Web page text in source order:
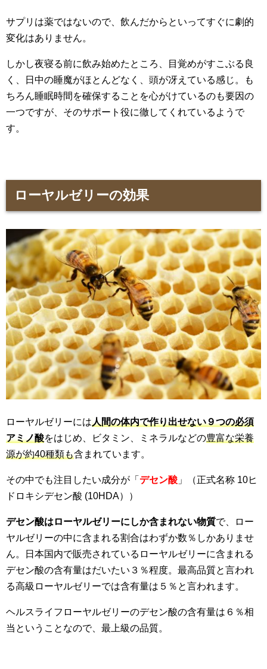
サプリは薬ではないので、飲んだからといってすぐに劇的
変化はありません。
しかし夜寝る前に飲み始めたところ、目覚めがすこぶる良
く、日中の睡魔がほとんどなく、頭が冴えている感じ。も
ちろん睡眠時間を確保することを心がけているのも要因の
一つですが、そのサポート役に徹してくれているようで
す。
ローヤルゼリーの効果
ローヤルゼリーには人間の体内で作り出せない９つの必須
アミノ酸をはじめ、ビタミン、ミネラルなどの豊富な栄養
源が約40種類も含まれています。
その中でも注目したい成分が「 デセン酸 」（正式名称 10ヒ
ドロキシデセン酸 (10HDA））
デセン酸はローヤルゼリーにしか含まれない物質で、ロー
ヤルゼリーの中に含まれる割合はわずか数％しかありませ
ん。日本国内で販売されているローヤルゼリーに含まれる
デセン酸の含有量はだいたい３％程度。最高品質と言われ
る高級ローヤルゼリーでは含有量は５％と言われます。
ヘルスライフローヤルゼリーのデセン酸の含有量は６％相
当ということなので、最上級の品質。